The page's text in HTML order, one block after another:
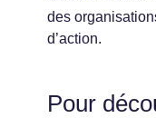
des
d’action.
Pour